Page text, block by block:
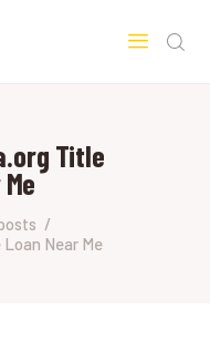
Title
Near Me